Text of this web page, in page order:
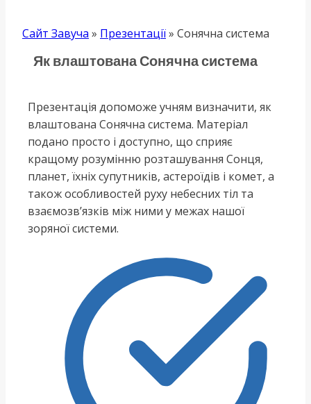
Сайт Завуча » Презентації» Сонячна система
Як влаштована Сонячна система
Презентація допоможе учням визначити, як
влаштована Сонячна система. Матеріал
подано просто і доступно, що сприяє
кращому розумінню розташування Сонця,
планет, їхніх супутників, астероїдів і комет, а
також особливостей руху небесних тіл та
взаємозв’язків між ними у межах нашої
зоряної системи.